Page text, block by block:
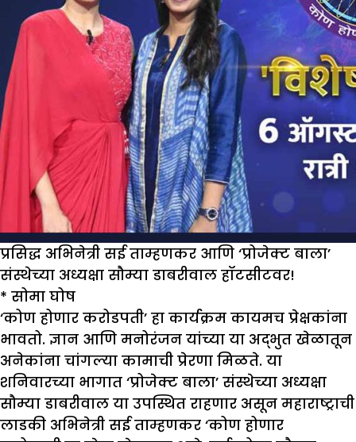
प्रसिद्ध अभिनेत्री सई ताम्हणकर आणि ‘प्रोजेक्ट बाला’
संस्थेच्या अध्यक्षा सौम्या डाबरीवाल हॉटसीटवर!
* सोमा घोष
‘कोण होणार करोडपती’ हा कार्यक्रम कायमच प्रेक्षकांना
भावतो. ज्ञान आणि मनोरंजन यांच्या या अद्भुत खेळातून
अनेकांना चांगल्या कामाची प्रेरणा मिळते. या
शनिवारच्या भागात ‘प्रोजेक्ट बाला’ संस्थेच्या अध्यक्षा
सौम्या डाबरीवाल या उपस्थित राहणार असून महाराष्ट्राची
लाडकी अभिनेत्री सई ताम्हणकर ‘कोण होणार